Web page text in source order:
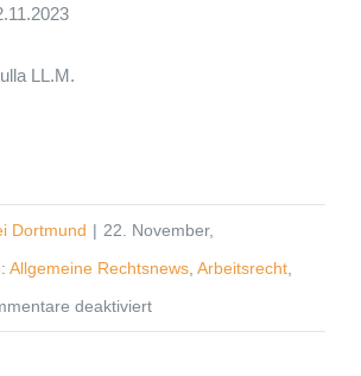
LL.M.
Dortmund | 22. November,
Allgemeine Rechtsnews, Arbeitsrecht,
deaktiviertfür